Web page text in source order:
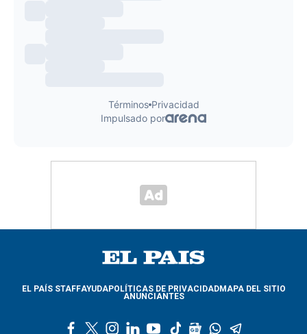
EL PAÍS STAFFAYUDAPOLÍTICAS DE PRIVACIDADMAPA DEL SITIO
ANUNCIANTES
l
y
t
g
w